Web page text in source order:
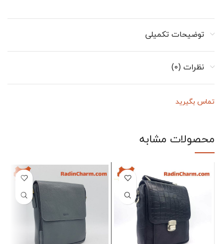
توضیحات تکمیلی
نظرات (0)
تماس بگیرید
محصولات مشابه